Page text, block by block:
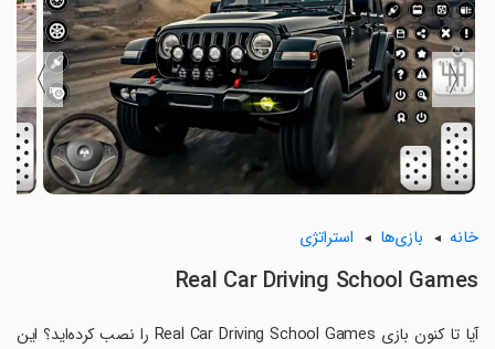
〈
〉
خانه بازی‌ها استراتژی
Real Car Driving School Games
آیا تا کنون بازی Real Car Driving School Games را نصب کرده‌اید؟ این